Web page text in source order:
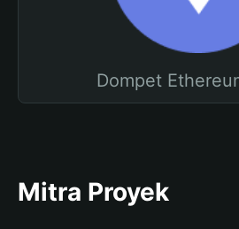
Dompet
Mitra Proyek